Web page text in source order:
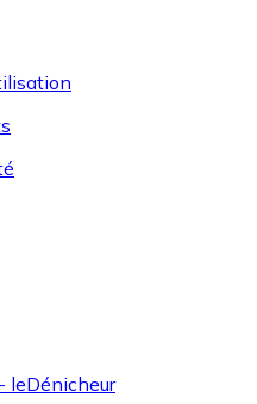
leDénicheur